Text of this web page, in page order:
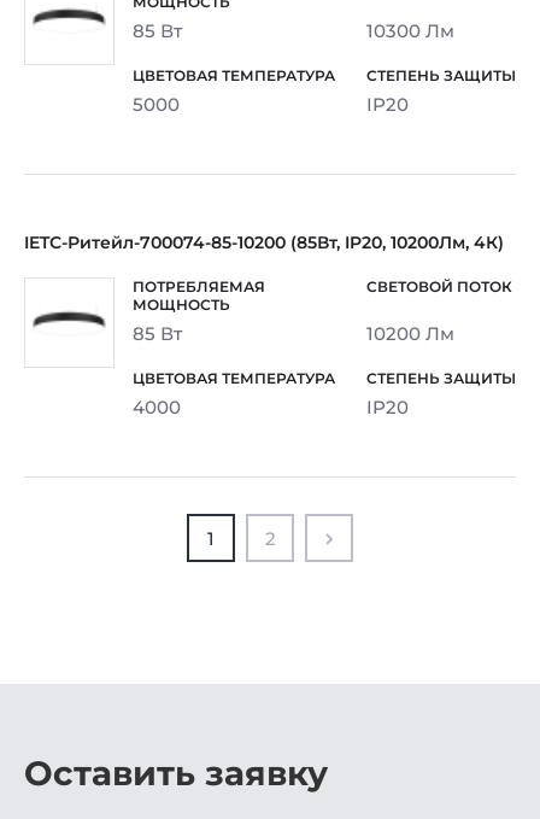
85 Вт 10300 Лм
5000 IP20
IETC-Ритейл-700074-85-10200 (85Вт, IP20, 10200Лм, 4К)
85 Вт 10200 Лм
4000 IP20
1 2
Оставить заявку